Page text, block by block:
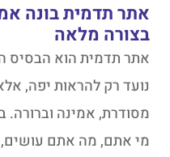
אתר תדמית בונה
בצורה מלאה
אתר תדמית הוא הבסיס
נועד רק להראות יפה,
מסודרת, אמינה
מי אתם, מה אתם עושים,